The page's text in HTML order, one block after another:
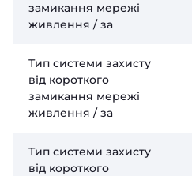
замикання мережі
живлення / за
Тип системи захисту
від короткого
замикання мережі
живлення / за
Тип системи захисту
від короткого